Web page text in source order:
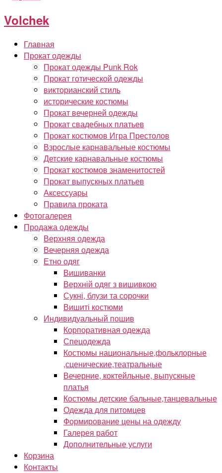
Volchek
Главная
Прокат одежды
Прокат одежды Punk Rok
Прокат готической одежды
викторианский стиль
исторические костюмы
Прокат вечерней одежды
Прокат свадебных платьев
Прокат костюмов Игра Престолов
Взрослые карнавальные костюмы
Детские карнавальные костюмы
Прокат костюмов знаменитостей
Прокат выпускных платьев
Аксессуары
Правила проката
Фотогалерея
Продажа одежды
Верхняя одежда
Вечерняя одежда
Етно одяг
Вишиванки
Верхній одяг з вишивкою
Сукні, блузи та сорочки
Вишиті костюми
Индивидуальный пошив
Корпоративная одежда
Спецодежда
Костюмы национальные,фольклорные
,сценические,театральные
Вечерние, коктейльные, выпускные
платья
Костюмы детские бальные,танцевальные
Одежда для питомцев
Формирование цены на одежду
Галерея работ
Дополнительные услуги
Корзина
Контакты